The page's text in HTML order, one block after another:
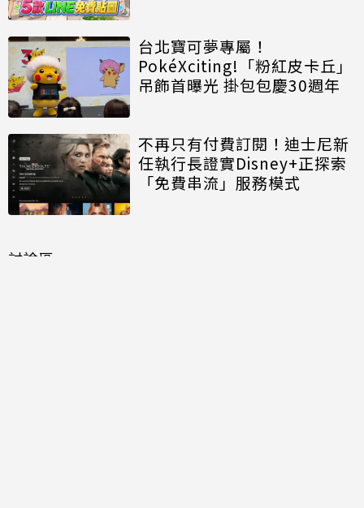
台北寶可夢專屬！
PokéXciting!「粉紅皮卡丘」
吊飾首曝光 掛包包慶30週年
不再只有付費訂閱！迪士尼新
任執行長證實Disney+正探索
「免費串流」服務模式
討論區